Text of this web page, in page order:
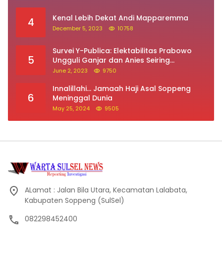
4 Kenal Lebih Dekat Andi Mapparemma
December 5, 2023 10758
5
Survei Y-Publica: Elektabilitas Prabowo
Ungguli Ganjar dan Anies Seiring
Kepuasan Terhadap Jokowi Naik
June 2, 2023 9750
6
Innalillahi… Jamaah Haji Asal Soppeng
Meninggal Dunia
May 25, 2024 9505
ALamat : Jalan Bila Utara, Kecamatan Lalabata,
Kabupaten Soppeng (SulSel)
082298452400